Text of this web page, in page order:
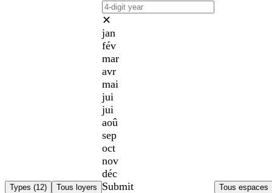
Types (12) Tous loyers
✕
jan
fév
mar
avr
mai
jui
jui
aoû
sep
oct
nov
déc
Submit
Tous espaces